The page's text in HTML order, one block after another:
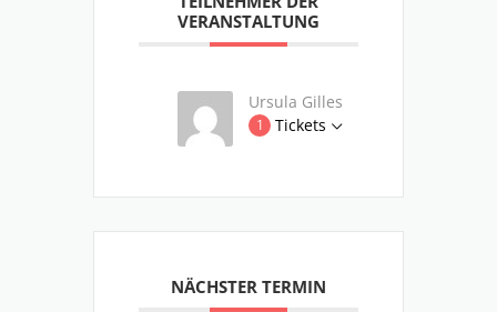
VERANSTALTUNG
Ursula Gilles
1 Tickets
NÄCHSTER TERMIN